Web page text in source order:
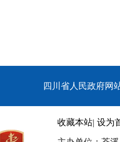
四川省人民政府网
收藏本站| 设为